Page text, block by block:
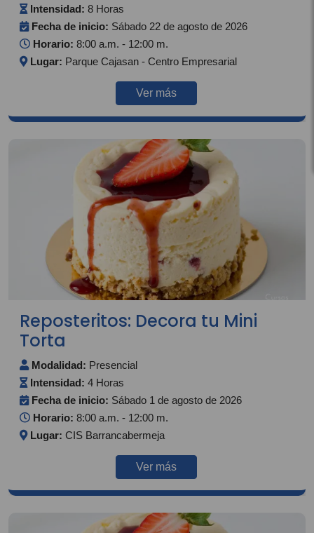
Intensidad: 8 Horas
Fecha de inicio: Sábado 22 de agosto de 2026
Horario: 8:00 a.m. - 12:00 m.
Lugar: Parque Cajasan - Centro Empresarial
Ver más
Reposteritos: Decora tu Mini
Torta
Modalidad: Presencial
Intensidad: 4 Horas
Fecha de inicio: Sábado 1 de agosto de 2026
Horario: 8:00 a.m. - 12:00 m.
Lugar: CIS Barrancabermeja
Ver más